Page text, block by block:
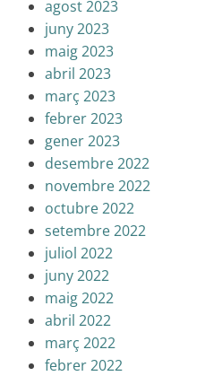
agost 2023
juny 2023
maig 2023
abril 2023
març 2023
febrer 2023
gener 2023
desembre 2022
novembre 2022
octubre 2022
setembre 2022
juliol 2022
juny 2022
maig 2022
abril 2022
març 2022
febrer 2022